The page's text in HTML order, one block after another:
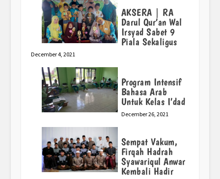
AKSERA | RA
Darul Qur’an Wal
Irsyad Sabet 9
Piala Sekaligus
December 4, 2021
Program Intensif
Bahasa Arab
Untuk Kelas I’dad
December 26, 2021
Sempat Vakum,
Firqah Hadrah
Syawariqul Anwar
Kembali Hadir